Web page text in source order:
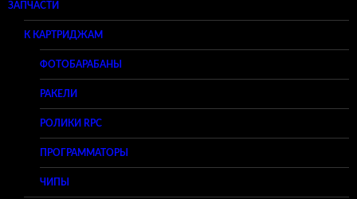
ЗАПЧАСТИ
К КАРТРИДЖАМ
ФОТОБАРАБАНЫ
РАКЕЛИ
РОЛИКИ RPC
ПРОГРАММАТОРЫ
ЧИПЫ